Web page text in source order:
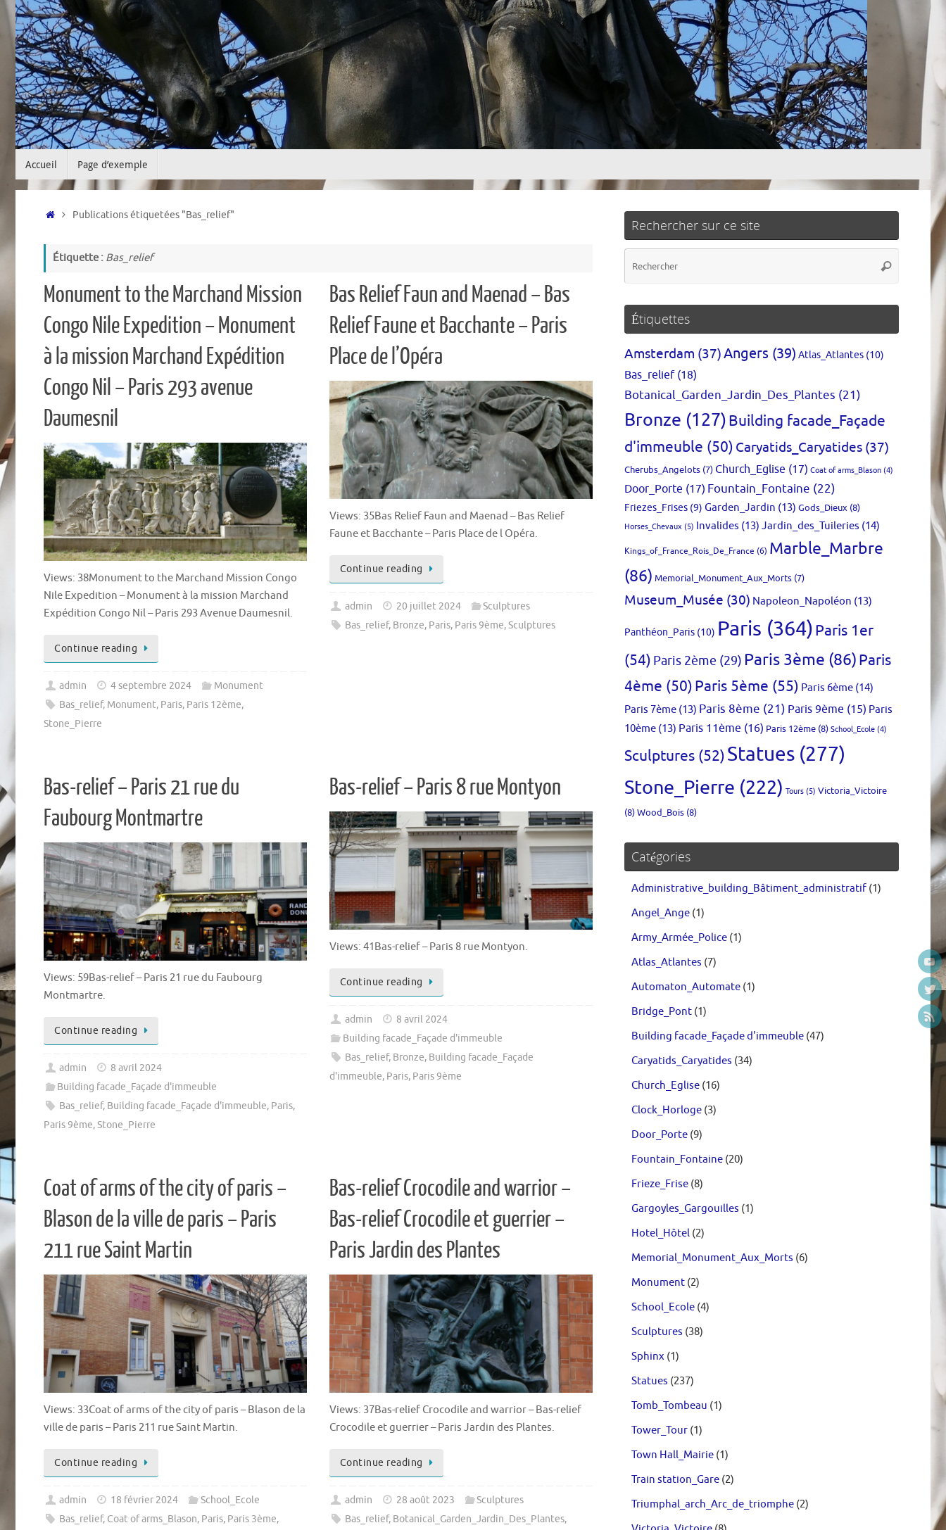
contenu
Accueil Page d’exemple
Accueil
Publications étiquetées "Bas_relief"
Étiquette : Bas_relief
Monument to the Marchand Mission
Congo Nile Expedition – Monument
à la mission Marchand Expédition
Congo Nil – Paris 293 avenue
Daumesnil
Views: 38Monument to the Marchand Mission Congo
Nile Expedition – Monument à la mission Marchand
Expédition Congo Nil – Paris 293 Avenue Daumesnil.
Continue reading
admin 4 septembre 2024
Monument
Bas_relief, Monument, Paris, Paris 12ème,
Stone_Pierre
Bas Relief Faun and Maenad – Bas
Relief Faune et Bacchante – Paris
Place de l’Opéra
Views: 35Bas Relief Faun and Maenad – Bas Relief
Faune et Bacchante – Paris Place de l Opéra.
Continue reading
admin 20 juillet 2024
Sculptures
Bas_relief, Bronze, Paris, Paris 9ème,Sculptures
Bas-relief – Paris 21 rue du
Faubourg Montmartre
Views: 59Bas-relief – Paris 21 rue du Faubourg
Montmartre.
Continue reading
admin
8 avril 2024
Building facade_Façade d'immeuble
Bas_relief, Building facade_Façade d'immeuble, Paris,
Paris 9ème,Stone_Pierre
Bas-relief – Paris 8 rue Montyon
Views: 41Bas-relief – Paris 8 rue Montyon.
Continue reading
admin
8 avril 2024
Building facade_Façade d'immeuble
Bas_relief, Bronze, Building facade_Façade
d'immeuble, Paris, Paris 9ème
Coat of arms of the city of paris –
Blason de la ville de paris – Paris
211 rue Saint Martin
Views: 33Coat of arms of the city of paris – Blason de la
ville de paris – Paris 211 rue Saint Martin.
Continue reading
admin 18 février 2024
School_Ecole
Bas_relief, Coat of arms_Blason, Paris, Paris 3ème,
Bas-relief Crocodile and warrior –
Bas-relief Crocodile et guerrier –
Paris Jardin des Plantes
Views: 37Bas-relief Crocodile and warrior – Bas-relief
Crocodile et guerrier – Paris Jardin des Plantes.
Continue reading
admin 28 août 2023
Sculptures
Bas_relief, Botanical_Garden_Jardin_Des_Plantes,
Rechercher sur ce site
Rechercher
Étiquettes
Amsterdam (37)Angers (39) Atlas_Atlantes (10)
Bas_relief(18)
Botanical_Garden_Jardin_Des_Plantes (21)
Bronze (127)Building facade_Façade
d'immeuble (50) Caryatids_Caryatides (37)
Cherubs_Angelots (7) Church_Eglise (17) Coat of arms_Blason (4)
Door_Porte (17) Fountain_Fontaine (22)
Friezes_Frises (9) Garden_Jardin (13) Gods_Dieux (8)
Horses_Chevaux (5) Invalides (13) Jardin_des_Tuileries (14)
Kings_of_France_Rois_De_France (6) Marble_Marbre
(86) Memorial_Monument_Aux_Morts (7)
Museum_Musée (30) Napoleon_Napoléon (13)
Panthéon_Paris (10) Paris (364)Paris 1er
(54) Paris 2ème (29) Paris 3ème (86)Paris
4ème (50)Paris 5ème (55) Paris 6ème (14)
Paris 7ème (13) Paris 8ème (21) Paris 9ème (15) Paris
10ème (13) Paris 11ème (16) Paris 12ème (8) School_Ecole (4)
Sculptures (52)Statues (277)
Stone_Pierre (222) Tours (5) Victoria_Victoire
(8)Wood_Bois (8)
Catégories
Administrative_building_Bâtiment_administratif (1)
Angel_Ange (1)
Army_Armée_Police (1)
Atlas_Atlantes (7)
Automaton_Automate (1)
Bridge_Pont (1)
Building facade_Façade d'immeuble (47)
Caryatids_Caryatides (34)
Church_Eglise (16)
Clock_Horloge (3)
Door_Porte (9)
Fountain_Fontaine (20)
Frieze_Frise (8)
Gargoyles_Gargouilles (1)
Hotel_Hôtel (2)
Memorial_Monument_Aux_Morts (6)
Monument (2)
School_Ecole (4)
Sculptures (38)
Sphinx (1)
Statues (237)
Tomb_Tombeau (1)
Tower_Tour (1)
Town Hall_Mairie (1)
Train station_Gare (2)
Triumphal_arch_Arc_de_triomphe (2)